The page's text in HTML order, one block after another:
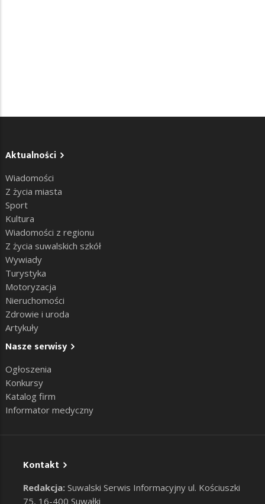
Aktualności
Wiadomości
Z życia miasta
Sport
Kultura
Wiadomości z regionu
Z życia suwalskich szkół
Wywiady
Turystyka
Motoryzacja
Nieruchomości
Zdrowie i uroda
Artykuły
Nasze serwisy
Ogłoszenia
Konkursy
Katalog firm
Informator medyczny
Kontakt
Redakcja: Suwalski Serwis Informacyjny ul. Kościuszki
75, 16-400 Suwałki